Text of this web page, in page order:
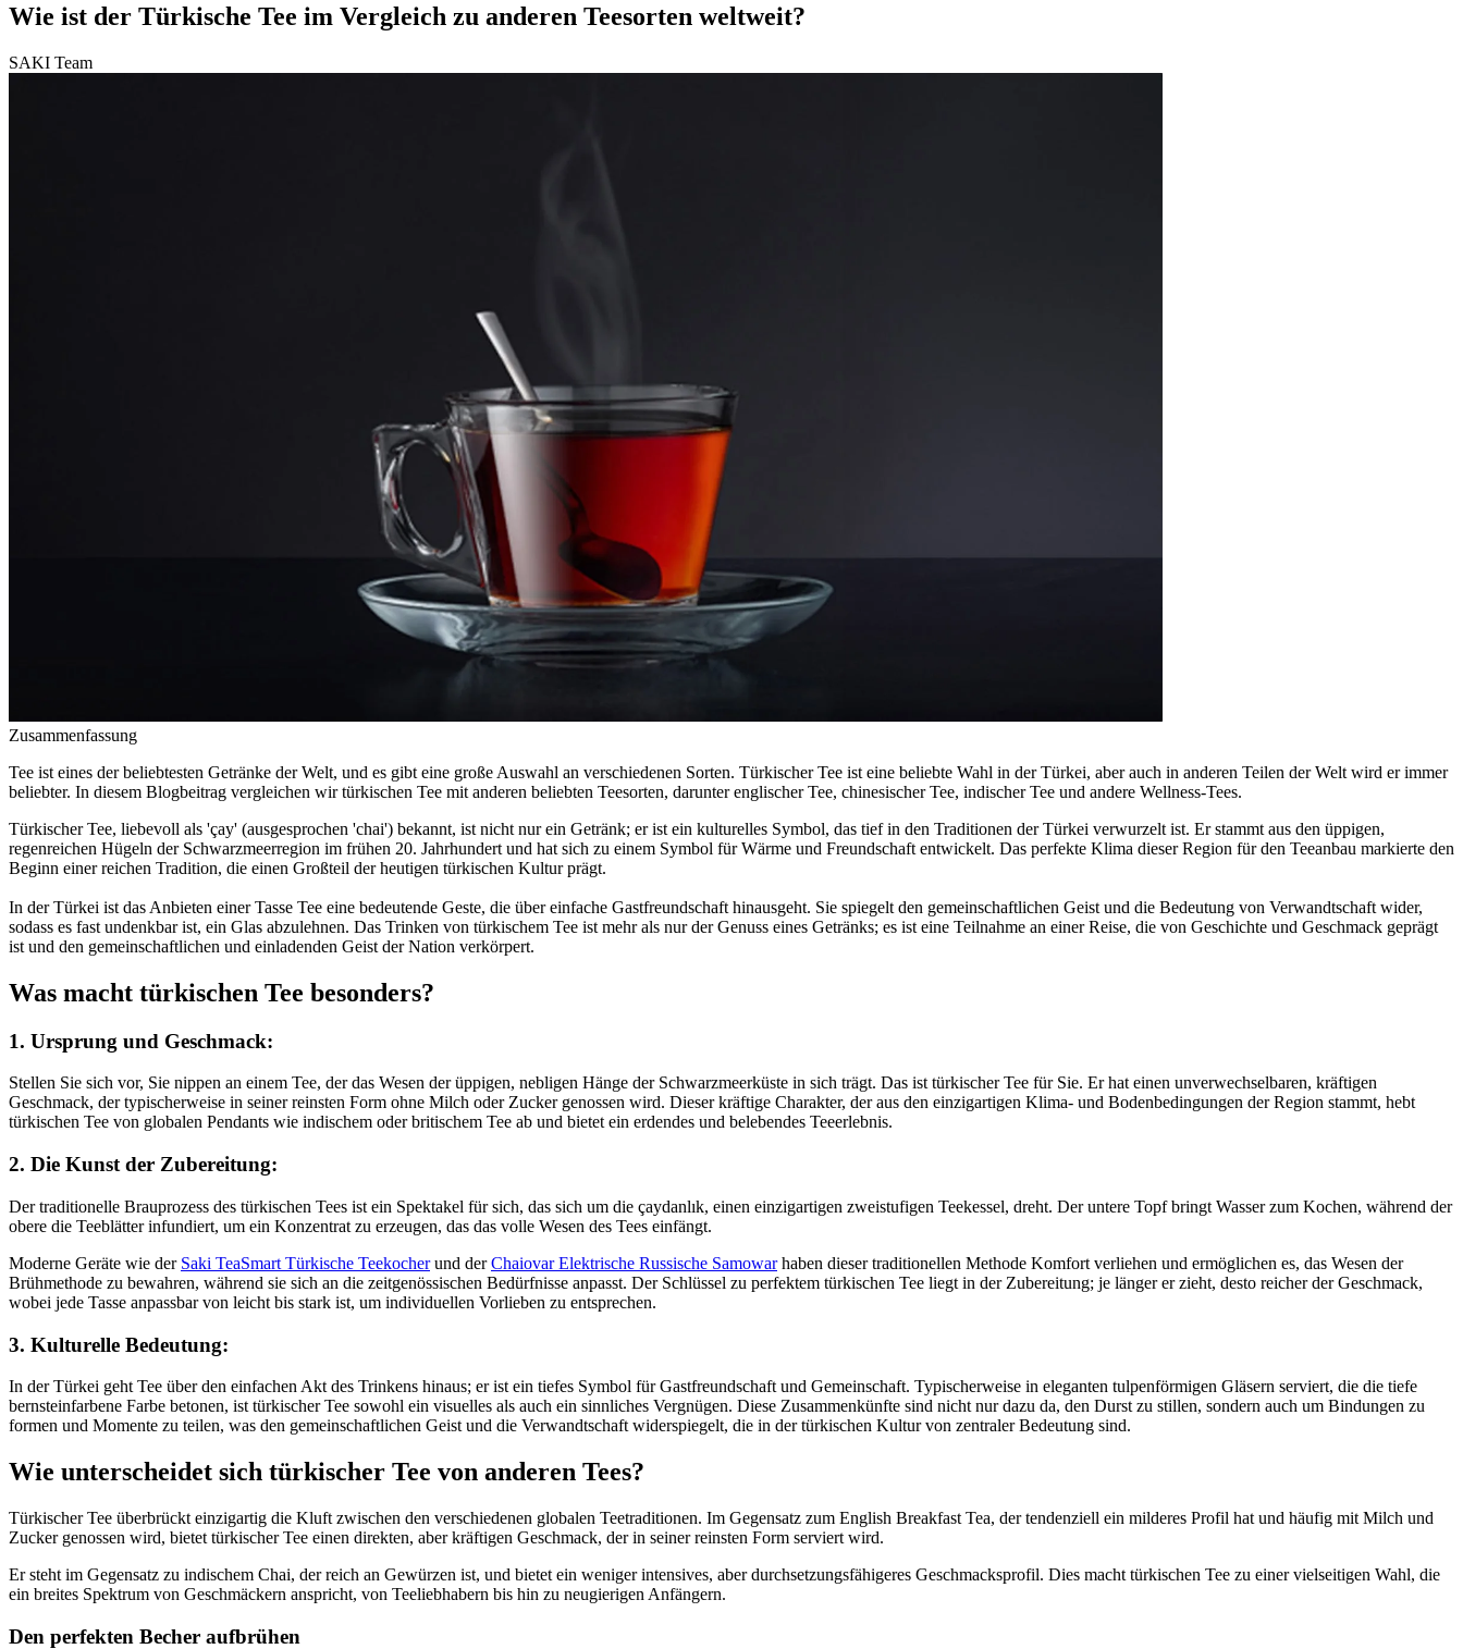
Wie ist der Türkische Tee im Vergleich zu anderen Teesorten weltweit?
SAKI Team
Zusammenfassung
Tee ist eines der beliebtesten Getränke der Welt, und es gibt eine große Auswahl an verschiedenen Sorten. Türkischer Tee ist eine beliebte Wahl in der Türkei, aber auch in anderen Teilen der Welt wird er immer
beliebter. In diesem Blogbeitrag vergleichen wir türkischen Tee mit anderen beliebten Teesorten, darunter englischer Tee, chinesischer Tee, indischer Tee und andere Wellness-Tees.
Türkischer Tee, liebevoll als 'çay' (ausgesprochen 'chai') bekannt, ist nicht nur ein Getränk; er ist ein kulturelles Symbol, das tief in den Traditionen der Türkei verwurzelt ist. Er stammt aus den üppigen,
regenreichen Hügeln der Schwarzmeerregion im frühen 20. Jahrhundert und hat sich zu einem Symbol für Wärme und Freundschaft entwickelt. Das perfekte Klima dieser Region für den Teeanbau markierte den
Beginn einer reichen Tradition, die einen Großteil der heutigen türkischen Kultur prägt.
In der Türkei ist das Anbieten einer Tasse Tee eine bedeutende Geste, die über einfache Gastfreundschaft hinausgeht. Sie spiegelt den gemeinschaftlichen Geist und die Bedeutung von Verwandtschaft wider,
sodass es fast undenkbar ist, ein Glas abzulehnen. Das Trinken von türkischem Tee ist mehr als nur der Genuss eines Getränks; es ist eine Teilnahme an einer Reise, die von Geschichte und Geschmack geprägt
ist und den gemeinschaftlichen und einladenden Geist der Nation verkörpert.
Was macht türkischen Tee besonders?
1. Ursprung und Geschmack:
Stellen Sie sich vor, Sie nippen an einem Tee, der das Wesen der üppigen, nebligen Hänge der Schwarzmeerküste in sich trägt. Das ist türkischer Tee für Sie. Er hat einen unverwechselbaren, kräftigen
Geschmack, der typischerweise in seiner reinsten Form ohne Milch oder Zucker genossen wird. Dieser kräftige Charakter, der aus den einzigartigen Klima- und Bodenbedingungen der Region stammt, hebt
türkischen Tee von globalen Pendants wie indischem oder britischem Tee ab und bietet ein erdendes und belebendes Teeerlebnis.
2. Die Kunst der Zubereitung:
Der traditionelle Brauprozess des türkischen Tees ist ein Spektakel für sich, das sich um die çaydanlık, einen einzigartigen zweistufigen Teekessel, dreht. Der untere Topf bringt Wasser zum Kochen, während der
obere die Teeblätter infundiert, um ein Konzentrat zu erzeugen, das das volle Wesen des Tees einfängt.
Moderne Geräte wie der Saki TeaSmart Türkische Teekocherund derChaiovar Elektrische Russische Samowarhaben dieser traditionellen Methode Komfort verliehen und ermöglichen es, das Wesen der
Brühmethode zu bewahren, während sie sich an die zeitgenössischen Bedürfnisse anpasst. Der Schlüssel zu perfektem türkischen Tee liegt in der Zubereitung; je länger er zieht, desto reicher der Geschmack,
wobei jede Tasse anpassbar von leicht bis stark ist, um individuellen Vorlieben zu entsprechen.
3. Kulturelle Bedeutung:
In der Türkei geht Tee über den einfachen Akt des Trinkens hinaus; er ist ein tiefes Symbol für Gastfreundschaft und Gemeinschaft. Typischerweise in eleganten tulpenförmigen Gläsern serviert, die die tiefe
bernsteinfarbene Farbe betonen, ist türkischer Tee sowohl ein visuelles als auch ein sinnliches Vergnügen. Diese Zusammenkünfte sind nicht nur dazu da, den Durst zu stillen, sondern auch um Bindungen zu
formen und Momente zu teilen, was den gemeinschaftlichen Geist und die Verwandtschaft widerspiegelt, die in der türkischen Kultur von zentraler Bedeutung sind.
Wie unterscheidet sich türkischer Tee von anderen Tees?
Türkischer Tee überbrückt einzigartig die Kluft zwischen den verschiedenen globalen Teetraditionen. Im Gegensatz zum English Breakfast Tea, der tendenziell ein milderes Profil hat und häufig mit Milch und
Zucker genossen wird, bietet türkischer Tee einen direkten, aber kräftigen Geschmack, der in seiner reinsten Form serviert wird.
Er steht im Gegensatz zu indischem Chai, der reich an Gewürzen ist, und bietet ein weniger intensives, aber durchsetzungsfähigeres Geschmacksprofil. Dies macht türkischen Tee zu einer vielseitigen Wahl, die
ein breites Spektrum von Geschmäckern anspricht, von Teeliebhabern bis hin zu neugierigen Anfängern.
Den perfekten Becher aufbrühen